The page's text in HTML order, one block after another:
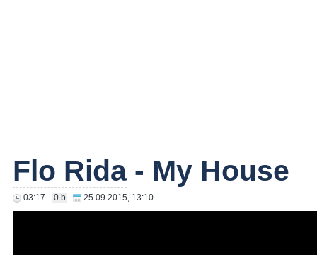
Flo Rida - My House
03:17 0 b 25.09.2015, 13:10